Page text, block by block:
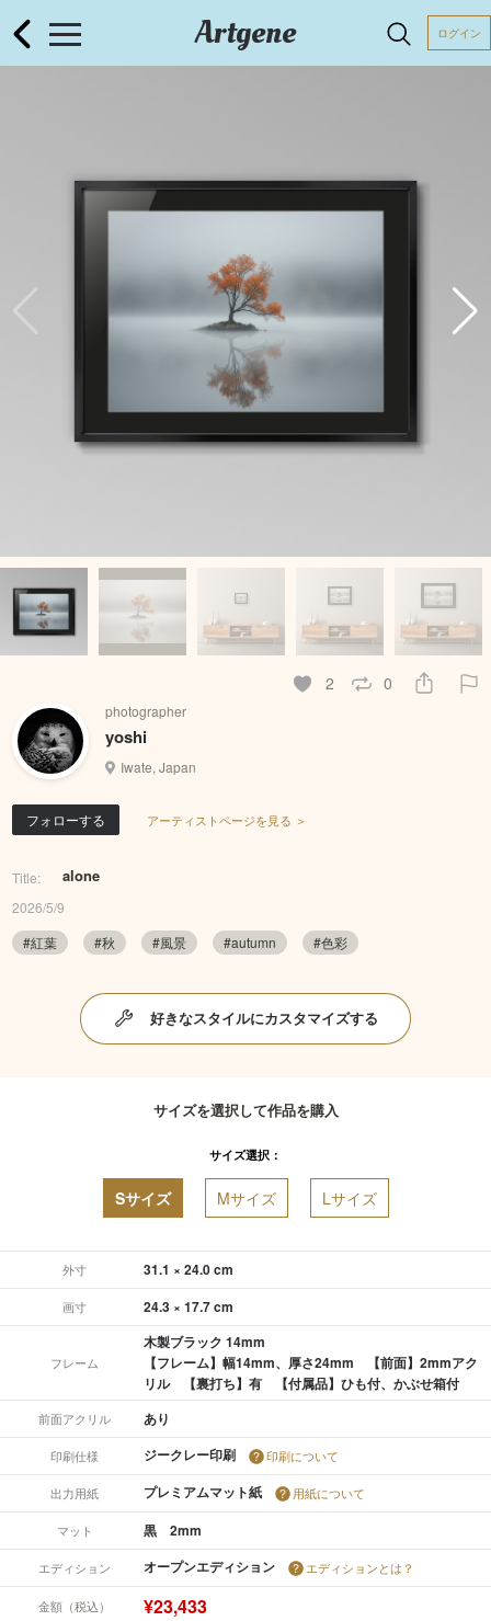
Artgene ログイン
2 0
photographer
yoshi
Iwate, Japan
フォローする アーティストページを見る ＞
Title: alone
2026/5/9
#紅葉
#秋 #風景 #autumn #色彩
好きなスタイルにカスタマイズする
サイズを選択して作品を購入
サイズ選択：
Sサイズ Mサイズ Lサイズ
外寸 31.1 × 24.0 cm
画寸 24.3 × 17.7 cm
フレーム
木製ブラック 14mm
【フレーム】幅14mm、厚さ24mm 【前面】2mmアク
リル 【裏打ち】有 【付属品】ひも付、かぶせ箱付
前面アクリル あり
印刷仕様 ジークレー印刷 印刷について
出力用紙 プレミアムマット紙 用紙について
マット 黒 2mm
エディション オープンエディション エディションとは？
金額（税込） ¥23,433